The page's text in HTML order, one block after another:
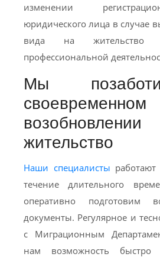
изменении
юридического лица в случае
вида на жительство
профессиональной
Мы
своевременном
жительство
Наши специалисты
течение длительного
оперативно подготовим
документы. Регулярное и
с Миграционным
нам возможность